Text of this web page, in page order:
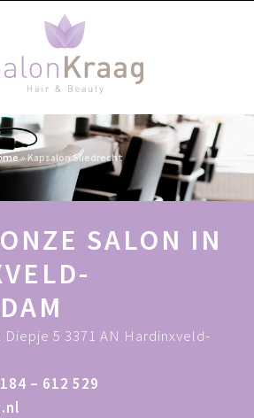
»Kapsalon Sliedrecht
SALON IN
Diepje 5 3371 AN Hardinxveld-
– 612 529